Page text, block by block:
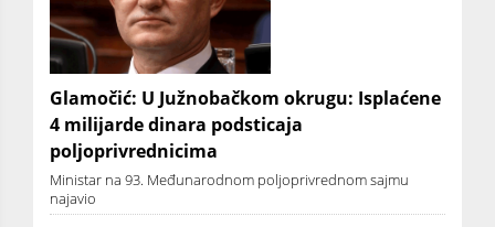
Glamočić: U Južnobačkom okrugu: Isplaćene
4 milijarde dinara podsticaja
poljoprivrednicima
Ministar na 93. Međunarodnom poljoprivrednom sajmu
najavio